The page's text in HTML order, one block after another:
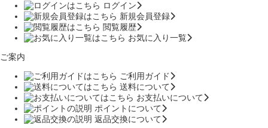
ログイン
新規会員登録
閲覧履歴
お気に入り一覧
ご案内
ご利用ガイド
送料について
お支払いについて
ポイントについて
返品交換について